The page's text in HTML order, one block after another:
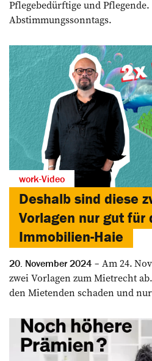
Pflegebedürftige und Pflegende.
Abstimmungssonntags.
work-Video
Deshalb sind diese
Vorlagen nur gut für
Immobilien-Haie
20. November 2024
Am 24.
zwei Vor­lagen zum Mietrecht
den Mietenden schaden und